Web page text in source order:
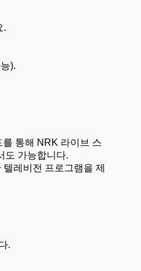
.
).
통해 NRK 라이브 스
도 가능합니다.
레비전 프로그램을 제
.